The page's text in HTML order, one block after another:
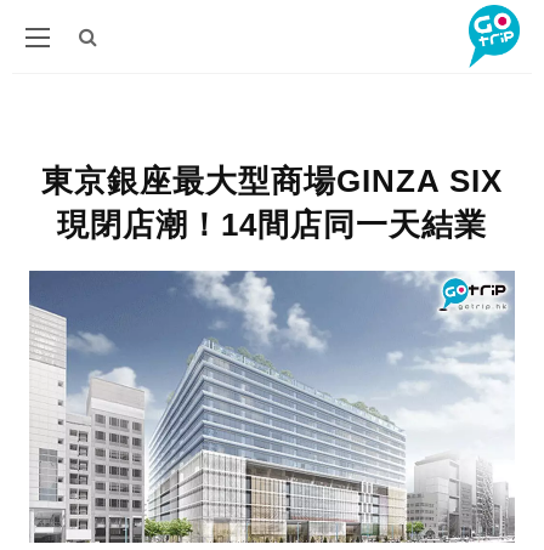
東京銀座最大型商場GINZA SIX
現閉店潮！14間店同一天結業